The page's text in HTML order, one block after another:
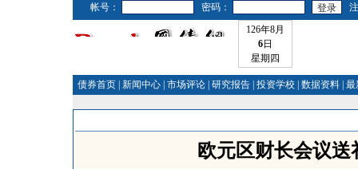
帐号： 密码：
126年8月
6日
星期四
债券首页 新闻中心 市场评论 研究报告 投资学校 数据资料 最
欧元区财长会议